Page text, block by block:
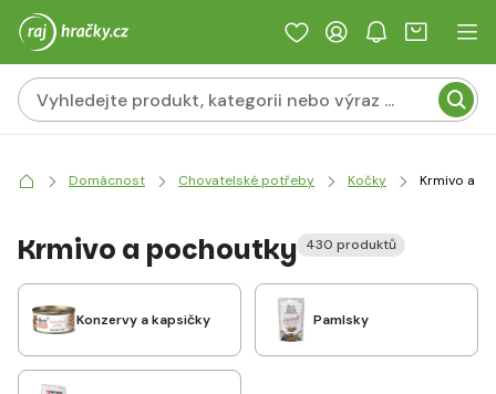
Domácnost Chovatelské potřeby Kočky Krmivo a
Krmivo a pochoutky 430 produktů
Konzervy a kapsičky Pamlsky